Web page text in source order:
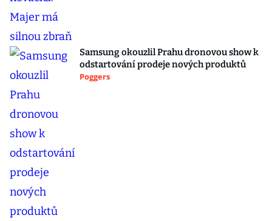
Samsung okouzlil Prahu dronovou show k
odstartování prodeje nových produktů
Poggers